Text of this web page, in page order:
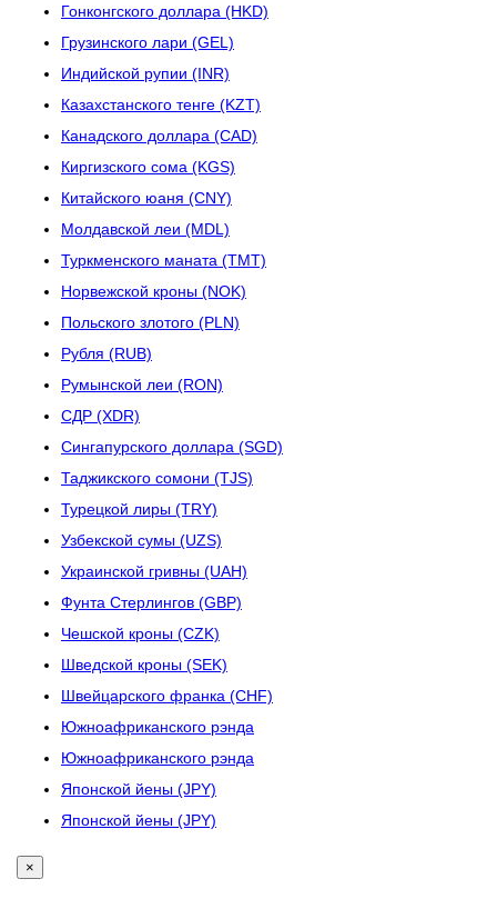
Гонконгского доллара (HKD)
Грузинского лари (GEL)
Индийской рупии (INR)
Казахстанского тенге (KZT)
Канадского доллара (CAD)
Киргизского сома (KGS)
Китайского юаня (CNY)
Молдавской леи (MDL)
Туркменского маната (TMT)
Норвежской кроны (NOK)
Польского злотого (PLN)
Рубля (RUB)
Румынской леи (RON)
СДР (XDR)
Сингапурского доллара (SGD)
Таджикского сомони (TJS)
Турецкой лиры (TRY)
Узбекской сумы (UZS)
Украинской гривны (UAH)
Фунта Стерлингов (GBP)
Чешской кроны (CZK)
Шведской кроны (SEK)
Швейцарского франка (CHF)
Южноафриканского рэнда
Южноафриканского рэнда
Японской йены (JPY)
Японской йены (JPY)
×